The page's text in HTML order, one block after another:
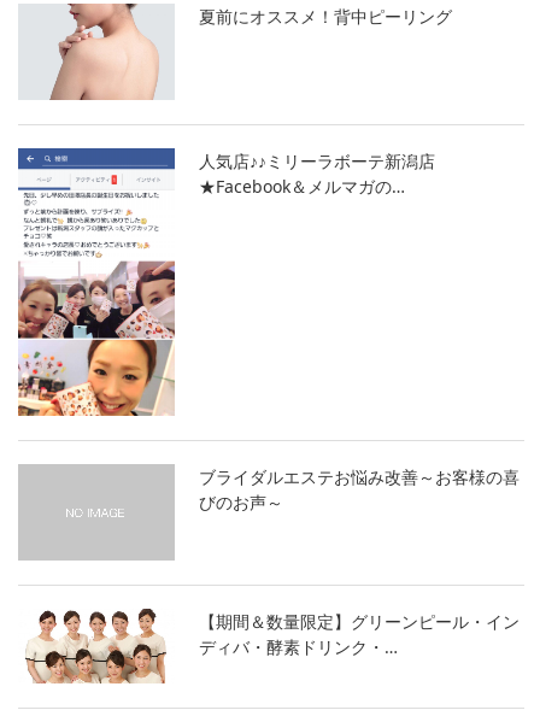
夏前にオススメ！背中ピーリング
人気店♪♪ミリーラボーテ新潟店
★Facebook＆メルマガの…
ブライダルエステお悩み改善～お客様の喜
びのお声～
【期間＆数量限定】グリーンピール・イン
ディバ・酵素ドリンク・…